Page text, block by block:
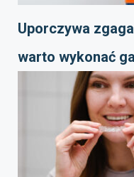
Uporczywa
warto wykonać